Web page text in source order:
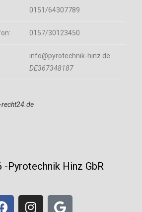
0151/64307789
0157/30123450
info@pyrotechnik-hinz.de
DE367348187
-Pyrotechnik Hinz GbR